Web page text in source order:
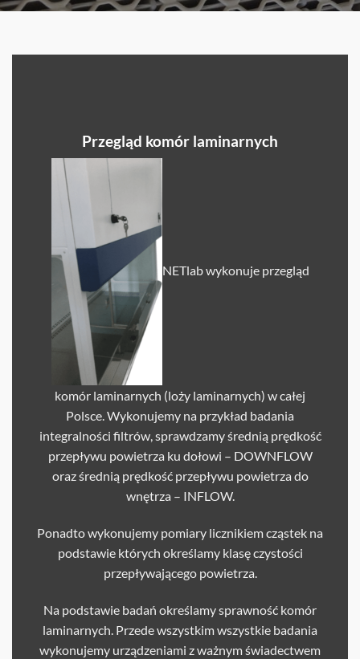
Przegląd komór laminarnych
NETlab wykonuje przegląd
komór laminarnych (loży laminarnych) w całej
Polsce. Wykonujemy na przykład badania
integralności filtrów, sprawdzamy średnią prędkość
przepływu powietrza ku dołowi – DOWNFLOW
oraz średnią prędkość przepływu powietrza do
wnętrza – INFLOW.
Ponadto wykonujemy pomiary licznikiem cząstek na
podstawie których określamy klasę czystości
przepływającego powietrza.
Na podstawie badań określamy sprawność komór
laminarnych. Przede wszystkim wszystkie badania
wykonujemy urządzeniami z ważnym świadectwem